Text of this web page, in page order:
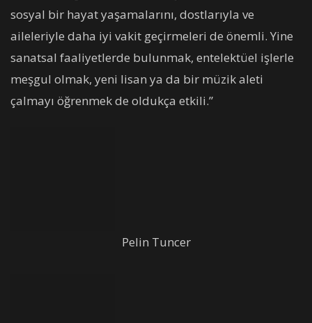
sosyal bir hayat yaşamalarını, dostlarıyla ve
aileleriyle daha iyi vakit geçirmeleri de önemli. Yine
sanatsal faaliyetlerde bulunmak, entelektüel işlerle
meşgul olmak, yeni lisan ya da bir müzik aleti
çalmayı öğrenmek de oldukça etkili.”
Pelin Tuncer